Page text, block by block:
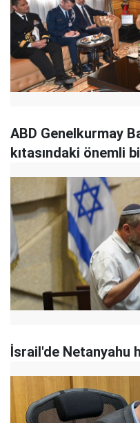
ABD Genelkurmay
kıtasındaki önemli
İsrail'de Netanyahu